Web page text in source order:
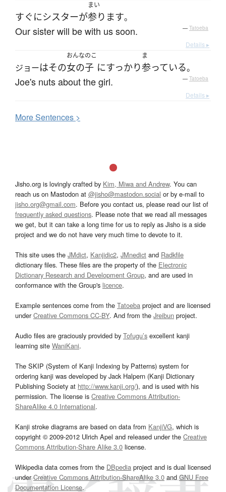
すぐにシスターが
まい
参ります。
Our sister will be with us soon. — Tatoeba
Details ▸
ジョーはその
おんなのこ
女の子 にすっかり
ま
参っている。
Joe's nuts about the girl. — Tatoeba
Details ▸
MoreSentences >
Jisho.org is lovingly crafted by Kim, Miwa and Andrew. You can
reach us on Mastodon at @jisho@mastodon.social or by e-mail to
jisho.org@gmail.com. Before you contact us, please read our list of
frequently asked questions. Please note that we read all messages
we get, but it can take a long time for us to reply as Jisho is a side
project and we do not have very much time to devote to it.
This site uses the JMdict, Kanjidic2, JMnedict and Radkfile
dictionary files. These files are the property of the Electronic
Dictionary Research and Development Group, and are used in
conformance with the Group's licence.
Example sentences come from the Tatoeba project and are licensed
underCreative Commons CC-BY. And from the Jreibun project.
Audio files are graciously provided by Tofugu’s excellent kanji
learning site WaniKani.
The SKIP (System of Kanji Indexing by Patterns) system for
ordering kanji was developed by Jack Halpern (Kanji Dictionary
Publishing Society at http://www.kanji.org/), and is used with his
permission. The license is Creative Commons Attribution-
ShareAlike 4.0 International.
Kanji stroke diagrams are based on data from KanjiVG, which is
copyright © 2009-2012 Ulrich Apel and released under the Creative
Commons Attribution-Share Alike 3.0 license.
Wikipedia data comes from the DBpedia project and is dual licensed
underCreative Commons Attribution-ShareAlike 3.0and GNU Free
Documentation License.